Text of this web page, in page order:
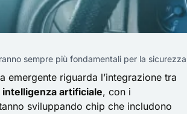
sempre più fondamentali per la sicurezza
emergente riguarda l’integrazione tra
intelligenza artificiale, con i
sviluppando chip che includono